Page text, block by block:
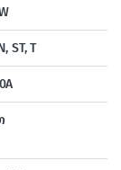
ST, T